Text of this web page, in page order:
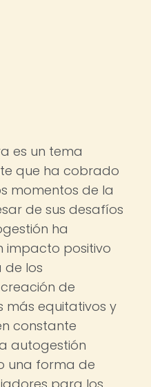
es un tema
que ha cobrado
momentos de la
de sus desafíos
ha
impacto positivo
de los
de
más equitativos y
constante
autogestión
una forma de